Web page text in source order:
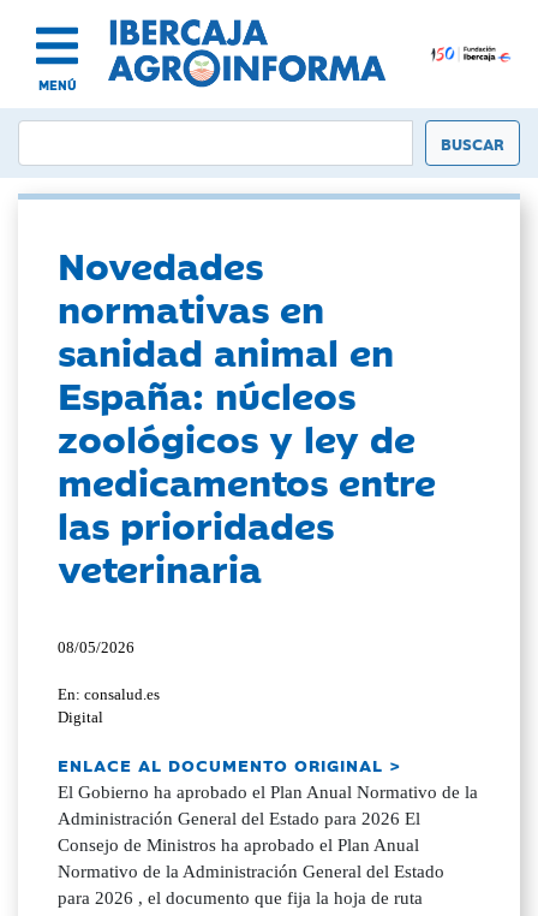
MENÚ
Novedades
normativas en
sanidad animal en
España: núcleos
zoológicos y ley de
medicamentos entre
las prioridades
veterinaria
08/05/2026
En: consalud.es
Digital
ENLACE AL DOCUMENTO ORIGINAL >
El Gobierno ha aprobado el Plan Anual Normativo de la
Administración General del Estado para 2026 El
Consejo de Ministros ha aprobado el Plan Anual
Normativo de la Administración General del Estado
para 2026 , el documento que fija la hoja de ruta